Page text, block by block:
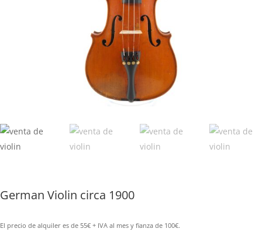
German Violin circa 1900
El precio de alquiler es de 55€ + IVA al mes y fianza de 100€.